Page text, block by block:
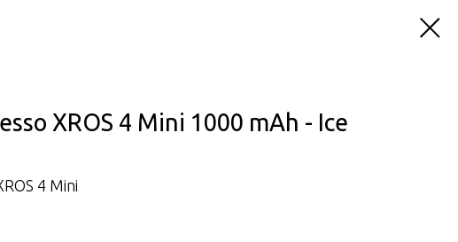
XROS 4 Mini 1000 mAh - Ice
4 Mini